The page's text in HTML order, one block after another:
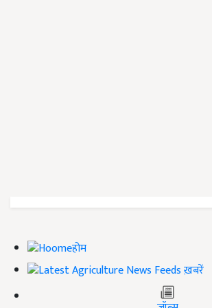
होम
ख़बरें